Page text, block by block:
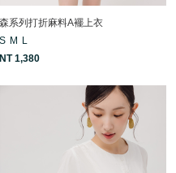
森系列打折麻料A襬上衣
S M
L
NT 1,380